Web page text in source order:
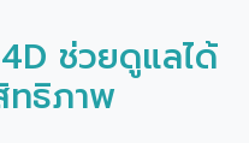
ช่วยดูแลได้
ทธิภาพ